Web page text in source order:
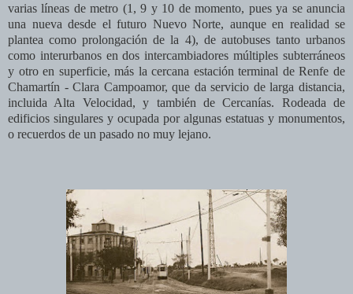
varias líneas de metro (1, 9 y 10 de momento, pues ya se anuncia
una nueva desde el futuro Nuevo Norte, aunque en realidad se
plantea como prolongación de la 4), de autobuses tanto urbanos
como interurbanos en dos intercambiadores múltiples subterráneos
y otro en superficie, más la cercana estación terminal de Renfe de
Chamartín - Clara Campoamor, que da servicio de larga distancia,
incluida Alta Velocidad, y también de Cercanías. Rodeada de
edificios singulares y ocupada por algunas estatuas y monumentos,
o recuerdos de un pasado no muy lejano.